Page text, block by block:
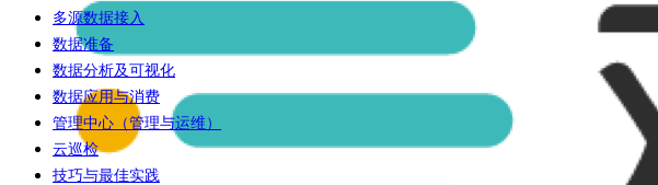
多源数据接入
数据准备
数据分析及可视化
数据应用与消费
管理中心（管理与运维）
云巡检
技巧与最佳实践